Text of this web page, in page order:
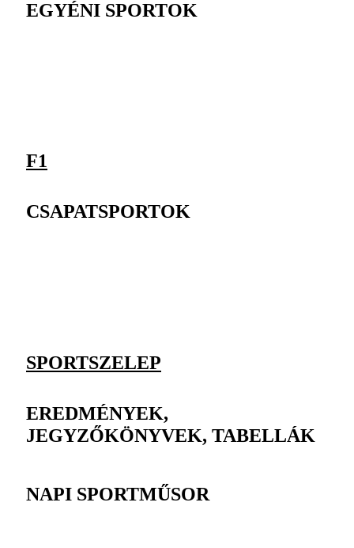
EGYÉNI SPORTOK
F1
CSAPATSPORTOK
SPORTSZELEP
EREDMÉNYEK,
JEGYZŐKÖNYVEK, TABELLÁK
NAPI SPORTMŰSOR